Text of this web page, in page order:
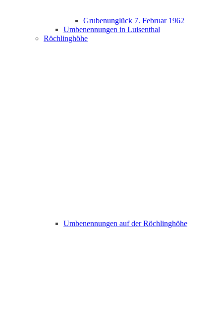
Grubenunglück 7. Februar 1962
Umbenennungen in Luisenthal
Röchlinghöhe
Umbenennungen auf der Röchlinghöhe